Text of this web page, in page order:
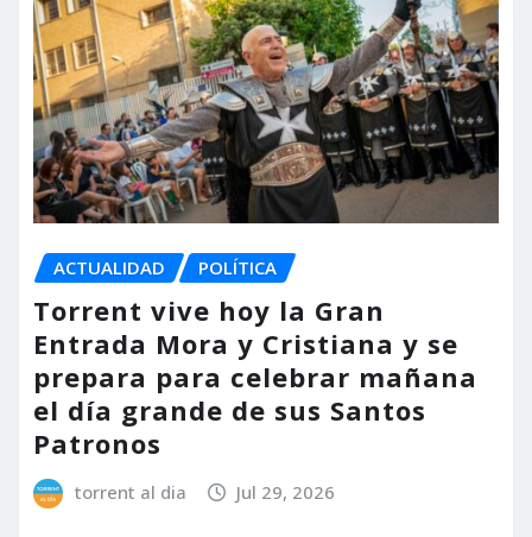
ACTUALIDAD POLÍTICA
Torrent vive hoy la Gran
Entrada Mora y Cristiana y se
prepara para celebrar mañana
el día grande de sus Santos
Patronos
torrent al dia Jul 29, 2026